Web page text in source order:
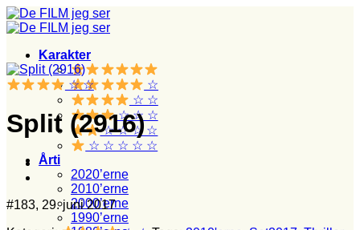
Fortsæt
til
Karakter
☆
☆ ☆
☆ ☆ ☆
☆ ☆ ☆ ☆
☆ ☆ ☆ ☆ ☆
Årti
2020’erne
2010’erne
2000’erne
1990’erne
☆ ☆
Split (2916)
#183, 29. juni 2017